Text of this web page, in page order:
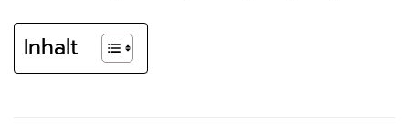
Inhalt